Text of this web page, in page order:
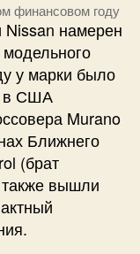
финансовом году
Nissan намерен
у марки было
в США
Murano
Ближнего
(брат
вышли